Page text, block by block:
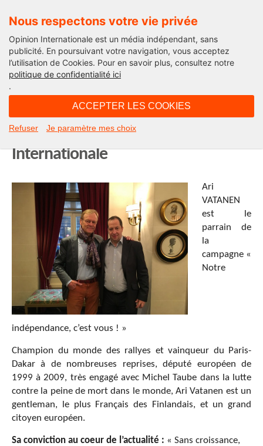
Nous respectons votre vie privée
Opinion Internationale est un média indépendant, sans
publicité. En poursuivant votre navigation, vous acceptez
l’utilisation de Cookies. Pour en savoir plus, consultez notre
politique de confidentialité ici
.
ACCEPTER LES COOKIES
Refuser Je paramètre mes choix
Marraines & Parrains d'Opinion
09H46 - mercredi 1 juillet 2020
Ari Vatanen, parrain d’Opinion
Internationale
Ari
VATANEN
est le
parrain de
la
campagne «
Notre
indépendance, c’est vous ! »
Champion du monde des rallyes et vainqueur du Paris-
Dakar à de nombreuses reprises, député européen de
1999 à 2009, très engagé avec Michel Taube dans la lutte
contre la peine de mort dans le monde, Ari Vatanen est un
gentleman, le plus Français des Finlandais, et un grand
citoyen européen.
Sa conviction au coeur de l’actualité : « Sans croissance,